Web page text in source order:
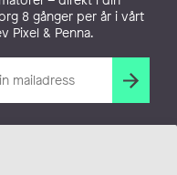
8 gånger per år i vårt
Pixel & Penna.